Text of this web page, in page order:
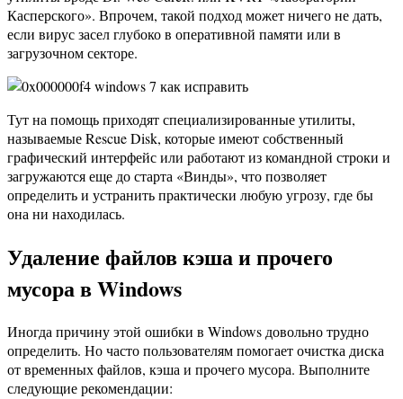
Касперского». Впрочем, такой подход может ничего не дать,
если вирус засел глубоко в оперативной памяти или в
загрузочном секторе.
Тут на помощь приходят специализированные утилиты,
называемые Rescue Disk, которые имеют собственный
графический интерфейс или работают из командной строки и
загружаются еще до старта «Винды», что позволяет
определить и устранить практически любую угрозу, где бы
она ни находилась.
Удаление файлов кэша и прочего
мусора в Windows
Иногда причину этой ошибки в Windows довольно трудно
определить. Но часто пользователям помогает очистка диска
от временных файлов, кэша и прочего мусора. Выполните
следующие рекомендации: